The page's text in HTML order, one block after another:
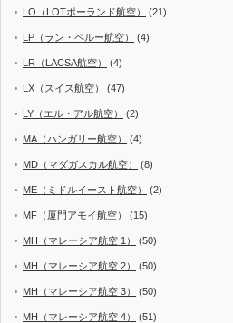
LO（LOTポーランド航空） (21)
LP（ラン・ペルー航空） (4)
LR（LACSA航空） (4)
LX（スイス航空） (47)
LY（エル・アル航空） (2)
MA（ハンガリー航空） (4)
MD（マダガスカル航空） (8)
ME（ミドルイースト航空） (2)
MF（厦門アモイ航空） (15)
MH（マレーシア航空 1） (50)
MH（マレーシア航空 2） (50)
MH（マレーシア航空 3） (50)
MH（マレーシア航空 4） (51)